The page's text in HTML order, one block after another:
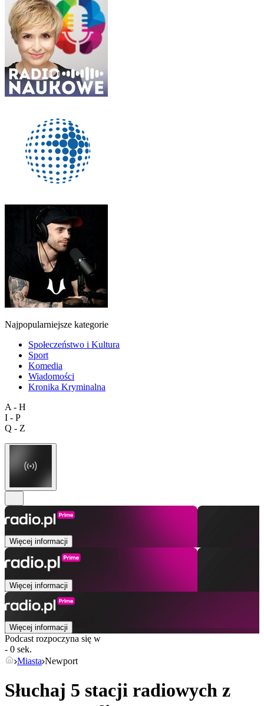
Najpopularniejsze kategorie
Społeczeństwo i Kultura
Sport
Komedia
Wiadomości
Kronika Kryminalna
A - H
I - P
Q - Z
Więcej informacji
Więcej informacji
Więcej informacji
Podcast rozpoczyna się w
- 0 sek.
Miasta Newport
Słuchaj 5 stacji radiowych z